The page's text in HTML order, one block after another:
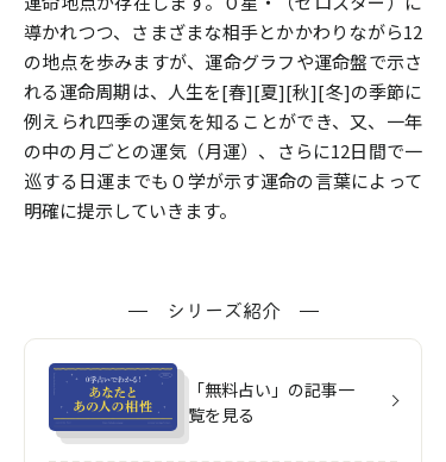
導かれつつ、さまざまな相手とかかわりながら12
の地点を歩みますが、運命グラフや運命盤で示さ
れる運命周期は、人生を[春][夏][秋][冬]の季節に
例えられ四季の運気を知ることができ、又、一年
の中の月ごとの運気（月運）、さらに12日間で一
巡する日運までも０学が示す運命の言葉によって
明確に提示していきます。
シリーズ紹介
「無料占い」の記事一
覧を見る